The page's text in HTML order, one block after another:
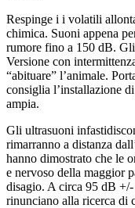
Respinge i i volatili
chimica. Suoni appena
rumore fino a 150 dB.
Versione con
“abituare” l’animale.
consiglia l’installazione
ampia.
Gli ultrasuoni
rimarranno a distanza
hanno dimostrato che le
e nervoso della maggior
disagio. A circa 95 dB
rinunciano alla ricerca di